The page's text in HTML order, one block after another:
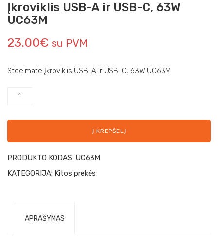
Įkroviklis USB-A ir USB-C, 63W
UC63M
23.00€ su PVM
Steelmate įkroviklis USB-A ir USB-C, 63W UC63M
Į KREPŠELĮ
PRODUKTO KODAS: UC63M
KATEGORIJA: Kitos prekės
APRAŠYMAS